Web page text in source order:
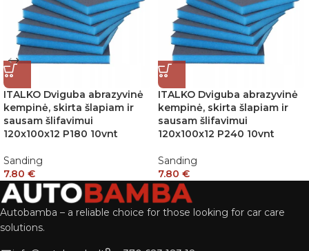
ITALKO Dviguba abrazyvinė
kempinė, skirta šlapiam ir
sausam šlifavimui
120x100x12 P180 10vnt
Sanding
7.80 €
ITALKO Dviguba abrazyvinė
kempinė, skirta šlapiam ir
sausam šlifavimui
120x100x12 P240 10vnt
Sanding
7.80 €
Autobamba – a reliable choice for those looking for car care
solutions.